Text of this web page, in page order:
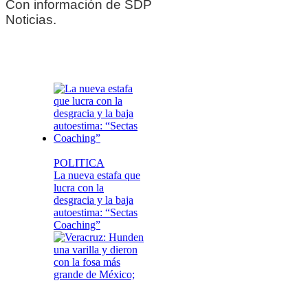
Con información de SDP
Noticias.
POLITICA
La nueva estafa que
lucra con la
desgracia y la baja
autoestima: “Sectas
Coaching”